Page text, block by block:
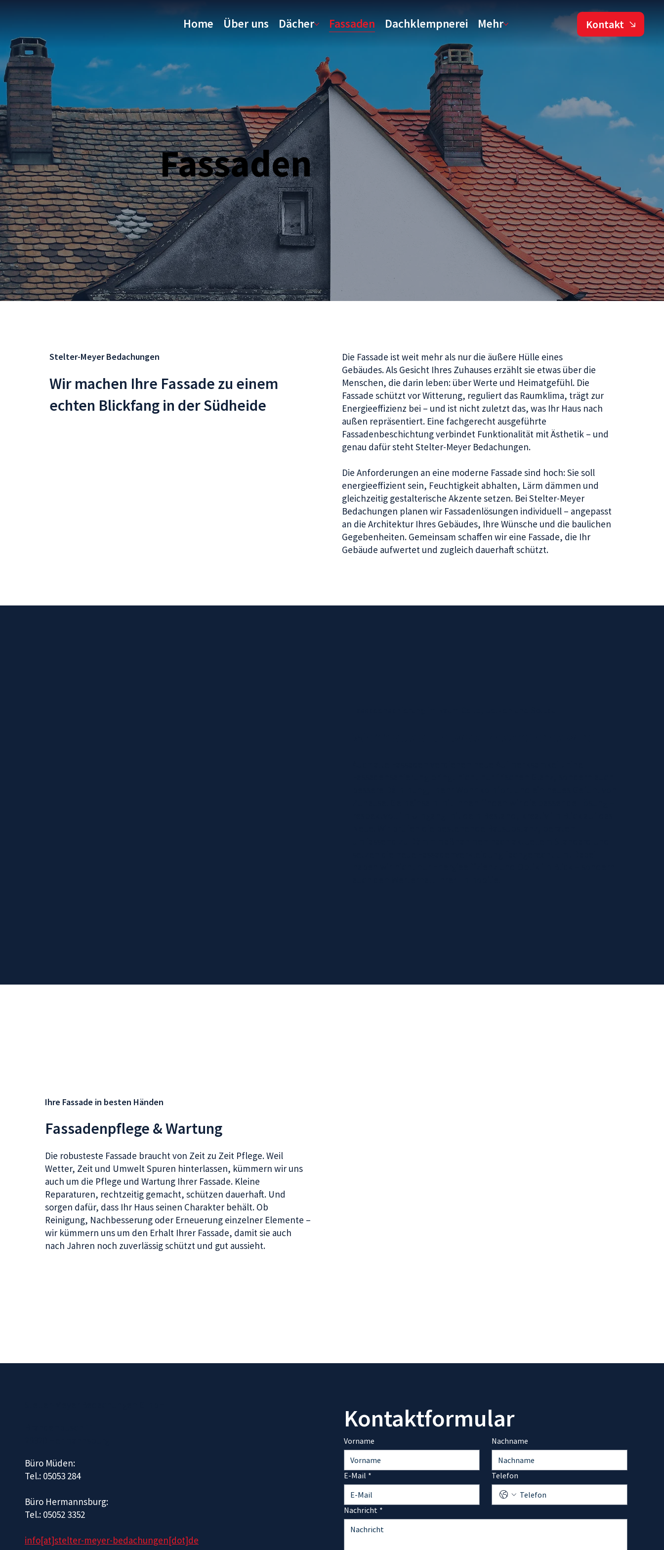
Home Über uns Dächer Fassaden Dachklempnerei Mehr Kontakt
Fassaden
Ihre Fassade in besten Händen
Fassadenpflege & Wartung
Die robusteste Fassade braucht von Zeit zu Zeit Pflege. Weil
Wetter, Zeit und Umwelt Spuren hinterlassen, kümmern wir uns
auch um die Pflege und Wartung Ihrer Fassade. Kleine
Reparaturen, rechtzeitig gemacht, schützen dauerhaft. Und
sorgen dafür, dass Ihr Haus seinen Charakter behält. Ob
Reinigung, Nachbesserung oder Erneuerung einzelner Elemente –
wir kümmern uns um den Erhalt Ihrer Fassade, damit sie auch
nach Jahren noch zuverlässig schützt und gut aussieht.
Stelter-Meyer Bedachungen
Wir machen Ihre Fassade zu einem
echten Blickfang in der Südheide
Die Fassade ist weit mehr als nur die äußere Hülle eines
Gebäudes. Als Gesicht Ihres Zuhauses erzählt sie etwas über die
Menschen, die darin leben: über Werte und Heimatgefühl. Die
Fassade schützt vor Witterung, reguliert das Raumklima, trägt zur
Energieeffizienz bei – und ist nicht zuletzt das, was Ihr Haus nach
außen repräsentiert. Eine fachgerecht ausgeführte
Fassadenbeschichtung verbindet Funktionalität mit Ästhetik – und
genau dafür steht Stelter-Meyer Bedachungen.
Die Anforderungen an eine moderne Fassade sind hoch: Sie soll
energieeffizient sein, Feuchtigkeit abhalten, Lärm dämmen und
gleichzeitig gestalterische Akzente setzen. Bei Stelter-Meyer
Bedachungen planen wir Fassadenlösungen individuell – angepasst
an die Architektur Ihres Gebäudes, Ihre Wünsche und die baulichen
Gegebenheiten. Gemeinsam schaffen wir eine Fassade, die Ihr
Gebäude aufwertet und zugleich dauerhaft schützt.
Büro Müden:
Tel.: 05053 284
Büro Hermannsburg:
Tel.: 05052 3352
info[at]stelter-meyer-bedachungen[dot]de
Kontaktformular
Vorname Nachname
E-Mail * Telefon
Nachricht *